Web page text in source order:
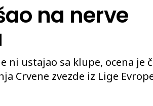
na nerve
ni ustajao sa klupe, ocena je
Crvene zvezde iz Lige